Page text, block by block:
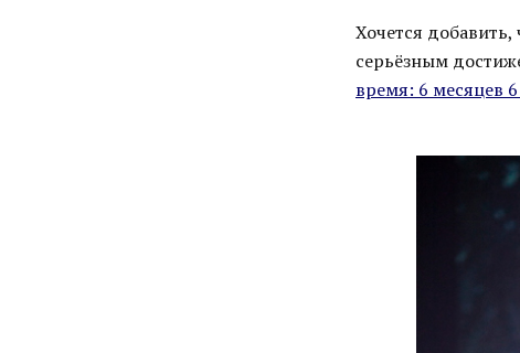
Хочется
серьёзным
время: 6 месяцев